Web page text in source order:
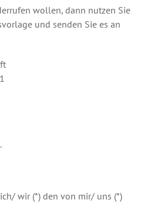
wollen, dann nutzen Sie
und senden Sie es an
wir (*) den von mir/ uns (*)